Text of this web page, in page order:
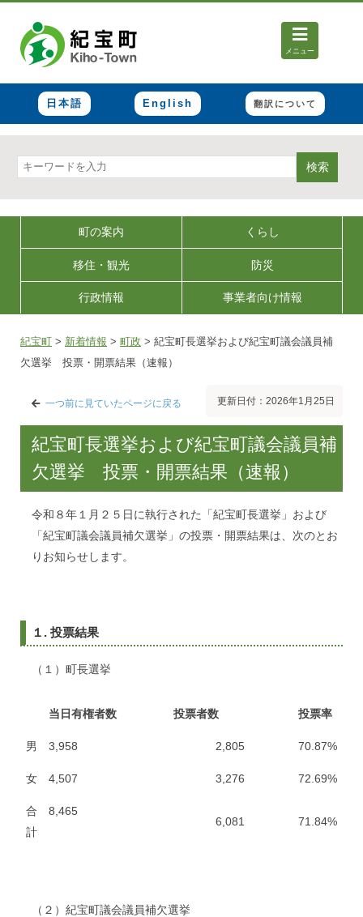
メニュー
日本語 English 翻訳について
検索
町の案内 くらし
移住・観光 防災
行政情報 事業者向け情報
紀宝町 > 新着情報 > 町政 > 紀宝町長選挙および紀宝町議会議員補
欠選挙 投票・開票結果（速報）
一つ前に見ていたページに戻る 更新日付：2026年1月25日
紀宝町長選挙および紀宝町議会議員補
欠選挙 投票・開票結果（速報）
令和８年１月２５日に執行された「紀宝町長選挙」および
「紀宝町議会議員補欠選挙」の投票・開票結果は、次のとお
りお知らせします。
１. 投票結果
（１）町長選挙
当日有権者数 投票者数 投票率
男 3,958 2,805 70.87%
女 4,507 3,276 72.69%
合
計
8,465
6,081
71.84%
（２）紀宝町議会議員補欠選挙